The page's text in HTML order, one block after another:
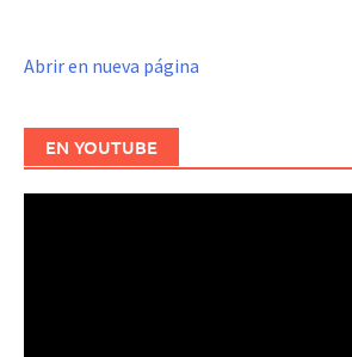
Abrir en nueva página
EN YOUTUBE